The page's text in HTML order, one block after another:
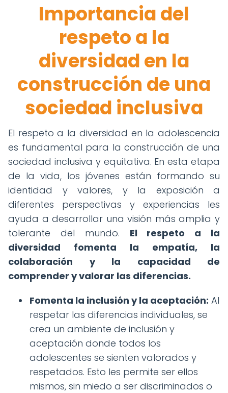
Importancia del
respeto a la
diversidad en la
construcción de una
sociedad inclusiva
El respeto a la diversidad en la adolescencia
es fundamental para la construcción de una
sociedad inclusiva y equitativa. En esta etapa
de la vida, los jóvenes están formando su
identidad y valores, y la exposición a
diferentes perspectivas y experiencias les
ayuda a desarrollar una visión más amplia y
tolerante del mundo. El respeto a la
diversidad fomenta la empatía, la
colaboración y la capacidad de
comprender y valorar las diferencias.
Fomenta la inclusión y la aceptación: Al
respetar las diferencias individuales, se
crea un ambiente de inclusión y
aceptación donde todos los
adolescentes se sienten valorados y
respetados. Esto les permite ser ellos
mismos, sin miedo a ser discriminados o